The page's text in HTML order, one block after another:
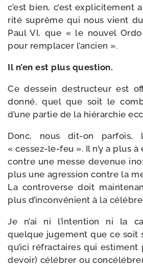
c’est bien, c’est expli­ci­te­ment
ri­té suprême qui nous vient
Paul VI, que « le nou­vel
pour rem­pla­cer l’ancien ».
Il n’en est plus question.
Ce des­sein des­truc­teur est
don­né, quel que soit le
d’une par­tie de la hié­rar­chie
Donc, nous dit-​on par­fois,
« cessez-​le-​feu ». Il n’y a plus
contre une messe deve­nue
plus une agres­sion contre la
La contro­verse doit
plus d’in­con­vé­nient à la
Je n’ai ni l’in­ten­tion ni la
quelque juge­ment que ce soit
qu’i­ci réfrac­taires qui
devoir) célé­brer ou